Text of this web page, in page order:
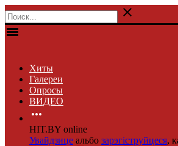

menu
Хиты
Галереи
Опросы
ВИДЕО

HIT.BY online
Увайдзице альбо зарэгіструйцеся,